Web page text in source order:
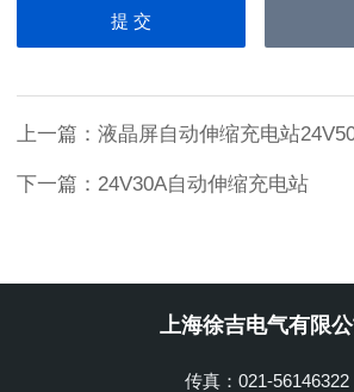
上一篇： 液晶屏自动伸缩充电站
下一篇： 24V30A自动伸缩充电站
上海徐吉电气有限公
传真：021-56146322